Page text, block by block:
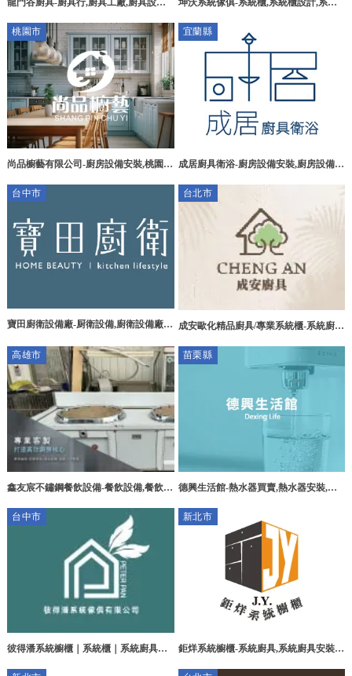
龍門谷廚具-廚具行,廚具工廠,廚具設計,
坤沃系統傢俱-系統櫃,系統櫃設計,系統
桃園市
尚品櫥藝有限公司-廚房設備安裝,桃園廚
廠,桃園廚具工廠
宜蘭縣
成居廚具衛浴-廚房設備安裝,廚房設備規
劃
台中市
寶田廚衛設備廠-厨衛設備,廚衛設備廠
台北市
成安歐化精品廚具/專業系統櫃-系統廚
系統廚具
高雄市
鑫友宸不鏽鋼餐飲設備-餐飲設備,餐飲設
苗栗縣
德興生活館-熱水器買賣,熱水器安裝,苗
台中市
彼得潘系統櫥櫃｜系統櫃｜系統廚具｜
新北市
鉅烊系統櫥櫃-系統廚具,系統廚具安裝,